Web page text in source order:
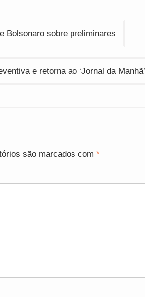
Bolsonaro sobre preliminares
e retorna ao ‘Jornal da Manhã’
são marcados com *